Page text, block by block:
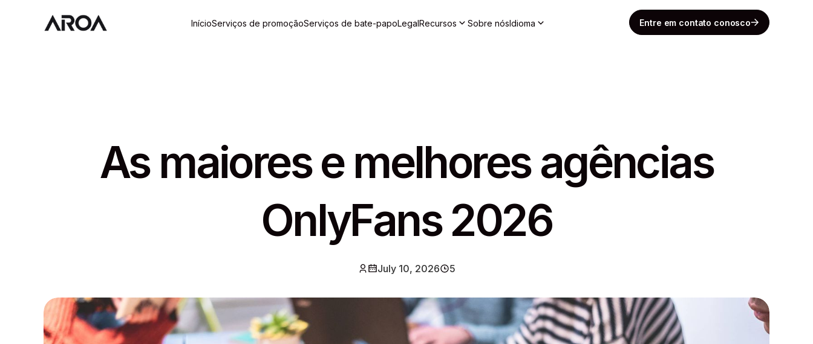
InícioServiços de promoçãoServiços de bate-papoLegalRecursos Sobre nósIdioma Entre em contato conosco
As maiores e melhores agências
OnlyFans 2026
July 10, 2026 5